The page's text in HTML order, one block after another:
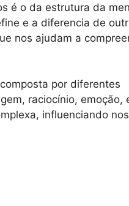
é o da estrutura da
e a diferencia de
nos ajudam a
por diferentes
raciocínio, emoção,
influenciando